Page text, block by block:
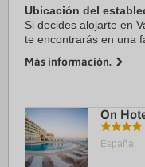
Ubicación del
Si decides alojarte en
te encontrarás en una
Palma de Mallorca y
Más información.
On
España.